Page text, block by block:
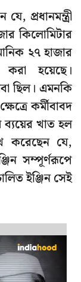
প্রধানমন্ত্রী
কিলোমিটার
২৭ হাজার
করা হয়েছে।
ছিল। এমনকি
কর্মীবাবদ
ব্যয়ের খাত হল
করেছেন যে,
সম্পূর্ণরূপে
ইঞ্জিন সেই